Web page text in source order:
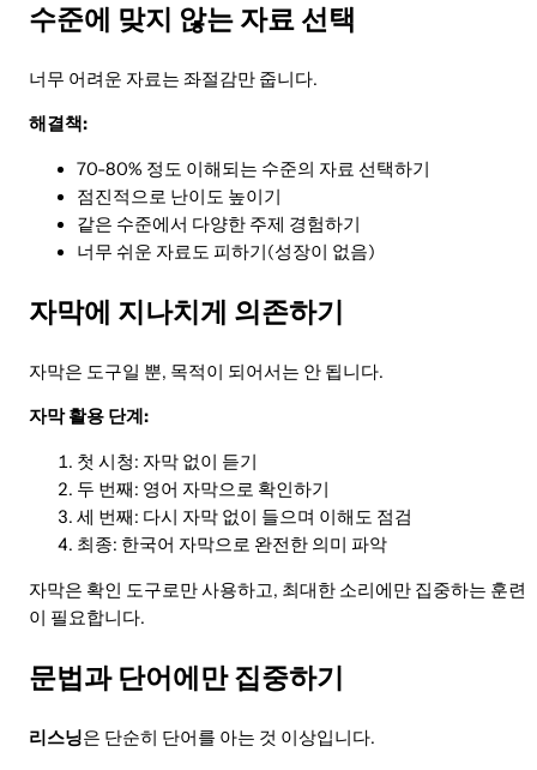
수준에 맞지 않는 자료 선택
너무 어려운 자료는 좌절감만 줍니다.
해결책:
70-80% 정도 이해되는 수준의 자료 선택하기
점진적으로 난이도 높이기
같은 수준에서 다양한 주제 경험하기
너무 쉬운 자료도 피하기(성장이 없음)
자막에 지나치게 의존하기
자막은 도구일 뿐, 목적이 되어서는 안 됩니다.
자막 활용 단계:
첫 시청: 자막 없이 듣기
두 번째: 영어 자막으로 확인하기
세 번째: 다시 자막 없이 들으며 이해도 점검
최종: 한국어 자막으로 완전한 의미 파악
자막은 확인 도구로만 사용하고, 최대한 소리에만 집중하는 훈련
이 필요합니다.
문법과 단어에만 집중하기
리스닝은 단순히 단어를 아는 것 이상입니다.